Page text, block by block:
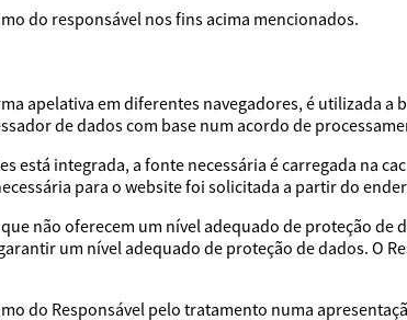
do responsável nos fins acima mencionados.
apelativa em diferentes navegadores, é utilizada a
de dados com base num acordo de
está integrada, a fonte necessária é carregada na
para o website foi solicitada a partir do
não oferecem um nível adequado de proteção de
um nível adequado de proteção de dados. O
do Responsável pelo tratamento numa